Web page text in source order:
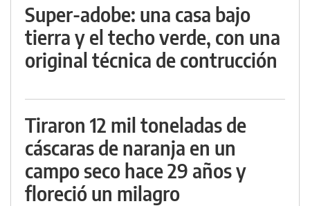
Super-adobe: una casa bajo
tierra y el techo verde, con una
original técnica de contrucción
Tiraron 12 mil toneladas de
cáscaras de naranja en un
campo seco hace 29 años y
floreció un milagro